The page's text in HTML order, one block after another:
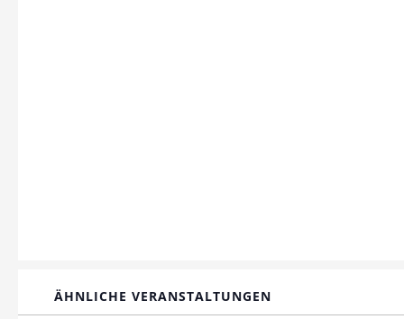
ÄHNLICHE VERANSTALTUNGEN